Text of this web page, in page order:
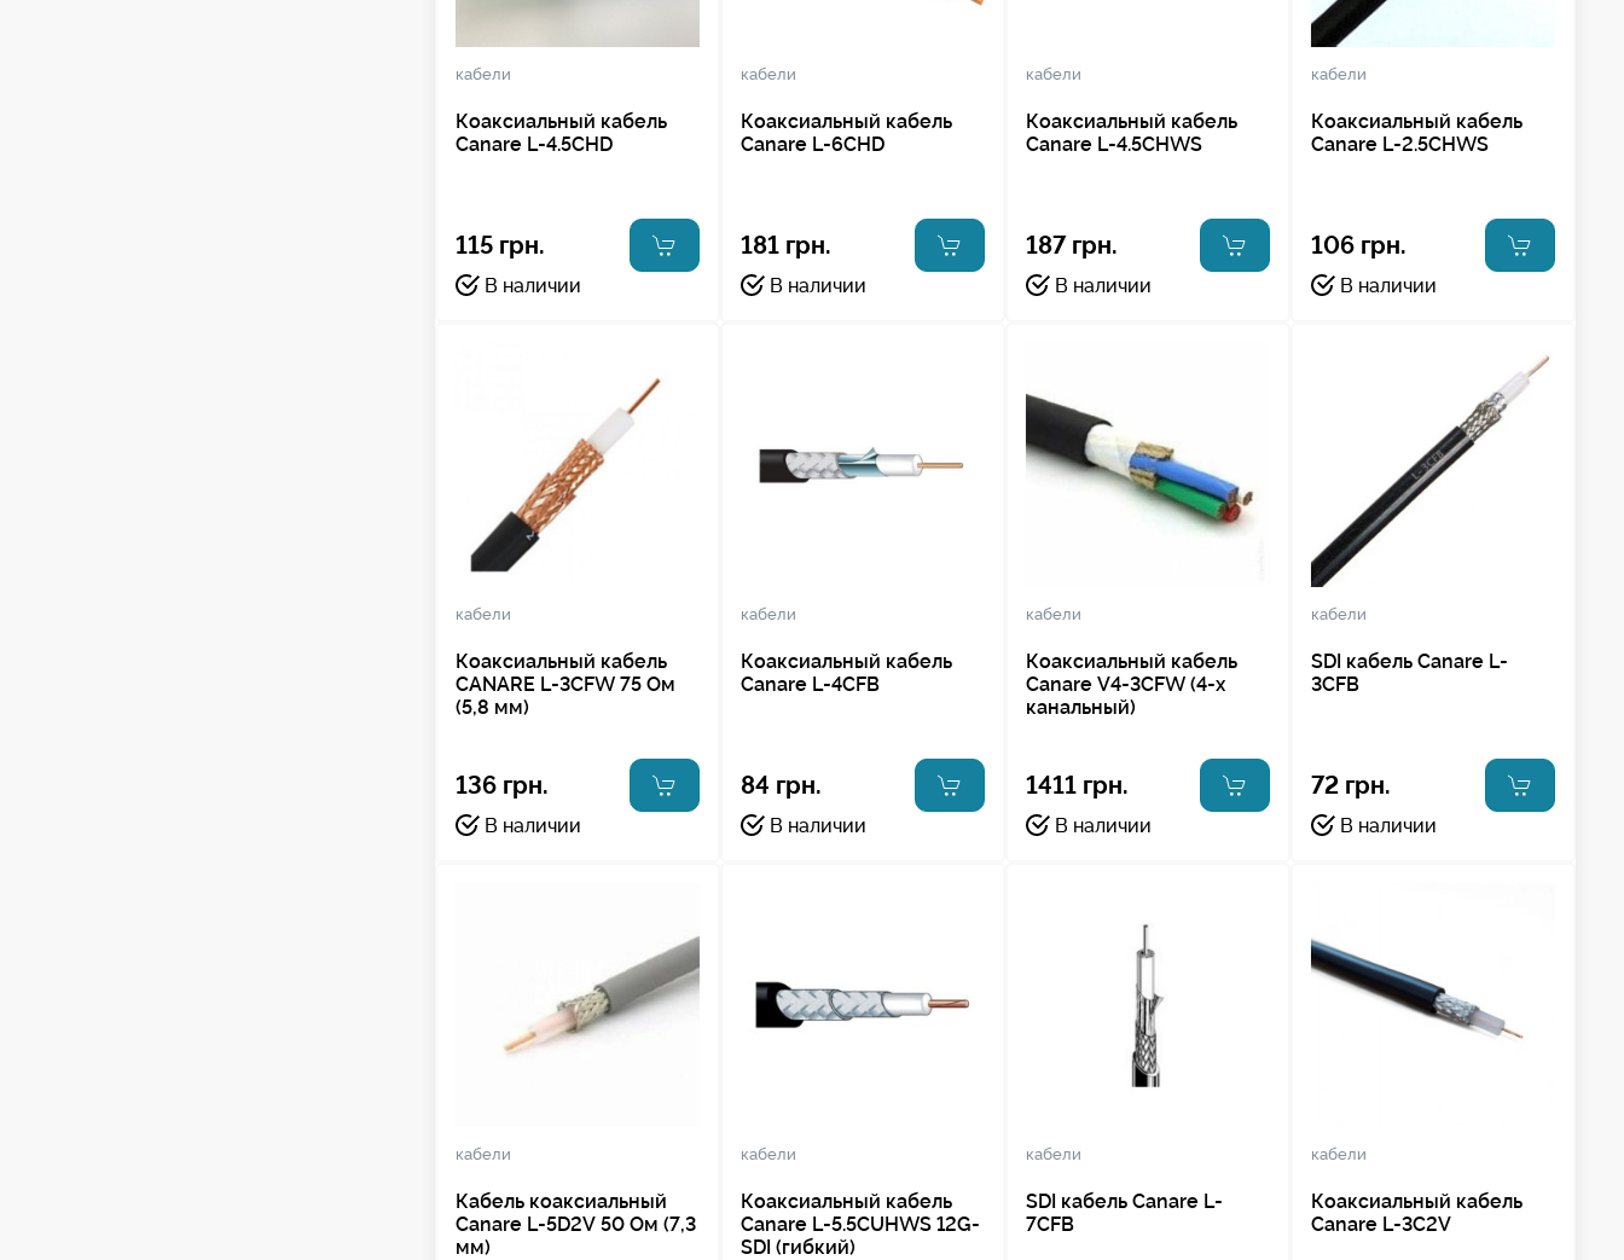
кабели
Коаксиальный кабель
Canare L-4.5CHD
115 грн.
В наличии
кабели
Коаксиальный кабель
Canare L-6CHD
181 грн.
В наличии
кабели
Коаксиальный кабель
Canare L-4.5CHWS
187 грн.
В наличии
кабели
Коаксиальный кабель
Canare L-2.5CHWS
106 грн.
В наличии
кабели
Коаксиальный кабель
CANARE L-3CFW 75 Ом
(5,8 мм)
136 грн.
В наличии
кабели
Коаксиальный кабель
Canare L-4CFB
84 грн.
В наличии
кабели
Коаксиальный кабель
Canare V4-3CFW (4-х
канальный)
1411 грн.
В наличии
кабели
SDI кабель Canare L-
3CFB
72 грн.
В наличии
кабели
Кабель коаксиальный
Canare L-5D2V 50 Ом (7,3
мм)
кабели
Коаксиальный кабель
Canare L-5.5CUHWS 12G-
SDI (гибкий)
кабели
SDI кабель Canare L-
7CFB
кабели
Коаксиальный кабель
Canare L-3C2V